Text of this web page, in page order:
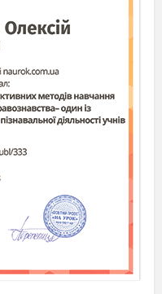
про трав’янисті
про кущі -народні